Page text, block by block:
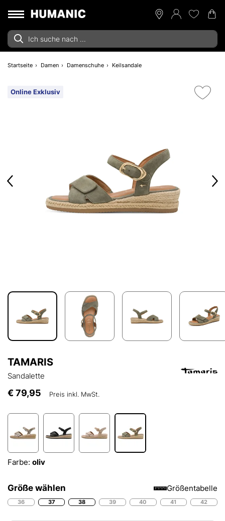
Startseite Damen Damenschuhe Keilsandale
Online Exklusiv
TAMARIS
Sandalette
€ 79,95 Preis inkl. MwSt.
Farbe: oliv
Größe wählen Größentabelle
36 37 38 39 40 41 42